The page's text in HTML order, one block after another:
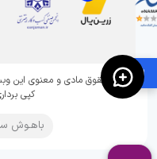
🛍️
تمامی حقوق مادی و معنوی این
کپی
باهـوش